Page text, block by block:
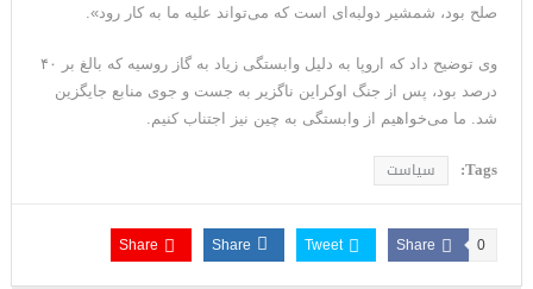
صلح بود، شمشیر دولبه‌ای است که می‌تواند علیه ما به کار رود».
وی توضیح داد که اروپا به دلیل وابستگی زیاد به گاز روسیه که بالغ بر ۴۰
درصد بود، پس از جنگ اوکراین ناگزیر به جست و جوی منابع جایگزین
شد. ما می‌خواهیم از وابستگی به چین نیز اجتناب کنیم‌.
Tags: سیاست
Share 0
Tweet
Share
Share